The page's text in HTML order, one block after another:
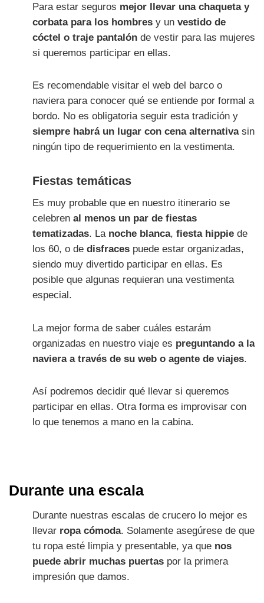
Para estar seguros mejor llevar una chaqueta y
corbata para los hombres y un vestido de
cóctel o traje pantalón de vestir para las mujeres
si queremos participar en ellas.
Es recomendable visitar el web del barco o
naviera para conocer qué se entiende por formal a
bordo. No es obligatoria seguir esta tradición y
siempre habrá un lugar con cena alternativa sin
ningún tipo de requerimiento en la vestimenta.
Fiestas temáticas
Es muy probable que en nuestro itinerario se
celebren al menos un par de fiestas
tematizadas. La noche blanca, fiesta hippie de
los 60, o de disfraces puede estar organizadas,
siendo muy divertido participar en ellas. Es
posible que algunas requieran una vestimenta
especial.
La mejor forma de saber cuáles estarám
organizadas en nuestro viaje es preguntando a la
naviera a través de su web o agente de viajes.
Así podremos decidir qué llevar si queremos
participar en ellas. Otra forma es improvisar con
lo que tenemos a mano en la cabina.
Durante una escala
Durante nuestras escalas de crucero lo mejor es
llevar ropa cómoda. Solamente asegúrese de que
tu ropa esté limpia y presentable, ya que nos
puede abrir muchas puertas por la primera
impresión que damos.